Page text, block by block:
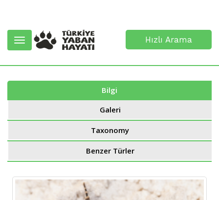
Toggle
navigation
Hızlı Arama
Bilgi
Galeri
Taxonomy
Benzer Türler